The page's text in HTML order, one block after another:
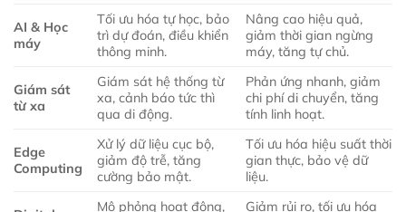
AI & Học
máy
Tối ưu hóa tự học, bảo
trì dự đoán, điều khiển
thông minh.
Nâng cao hiệu quả,
giảm thời gian ngừng
máy, tăng tự chủ.
Giám sát
từ xa
Giám sát hệ thống từ
xa, cảnh báo tức thì
qua di động.
Phản ứng nhanh, giảm
chi phí di chuyển, tăng
tính linh hoạt.
Edge
Computing
Xử lý dữ liệu cục bộ,
giảm độ trễ, tăng
cường bảo mật.
Tối ưu hóa hiệu suất thời
gian thực, bảo vệ dữ
liệu.
Mô phỏng hoạt động,
Giảm rủi ro, tối ưu hóa